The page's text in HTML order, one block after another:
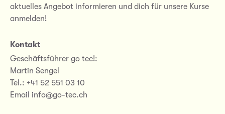
aktuelles Angebot informieren und dich für unsere Kurse
anmelden!
Kontakt
Geschäftsführer go tec!:
Martin Sengel
Tel.: +41 52 551 03 10
Email info@go-tec.ch